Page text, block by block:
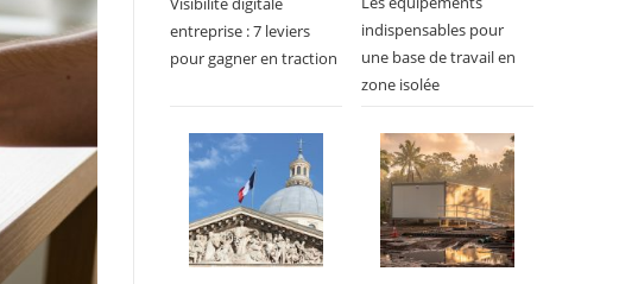
entreprise : 7 leviers
pour gagner en traction
indispensables pour
une base de travail en
zone isolée